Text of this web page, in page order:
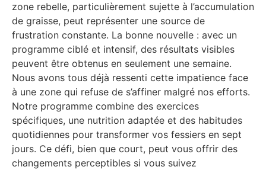
zone rebelle, particulièrement sujette à l’accumulation
de graisse, peut représenter une source de
frustration constante. La bonne nouvelle : avec un
programme ciblé et intensif, des résultats visibles
peuvent être obtenus en seulement une semaine.
Nous avons tous déjà ressenti cette impatience face
à une zone qui refuse de s’affiner malgré nos efforts.
Notre programme combine des exercices
spécifiques, une nutrition adaptée et des habitudes
quotidiennes pour transformer vos fessiers en sept
jours. Ce défi, bien que court, peut vous offrir des
changements perceptibles si vous suivez